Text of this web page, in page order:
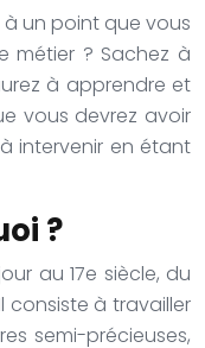
à un point que vous
métier ? Sachez à
à apprendre et
vous devrez avoir
intervenir en étant
?
au 17e siècle, du
consiste à travailler
semi-précieuses,